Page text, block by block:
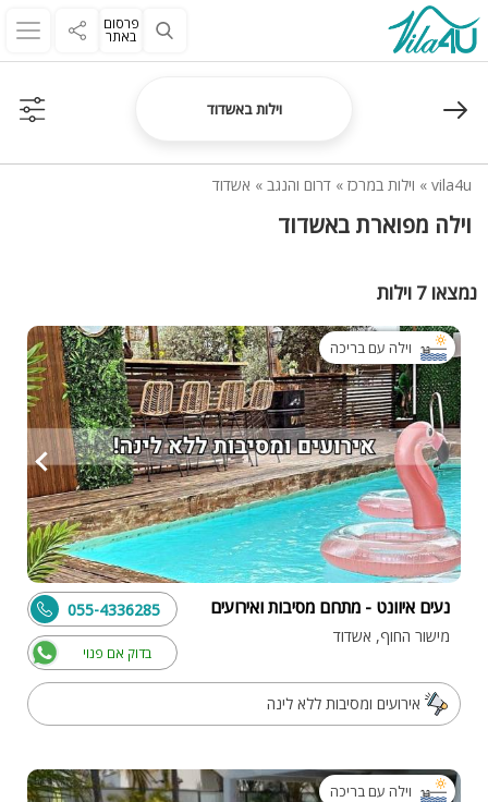
פרסום
באתר
וילות באשדוד
vila4u
» וילות במרכז » דרום והנגב » אשדוד
וילה מפוארת באשדוד
נמצאו 7 וילות
וילה עם בריכה
נעים איוונט - מתחם מסיבות ואירועים
מישור החוף, אשדוד
בדוק אם פנוי
055-4336285
אירועים ומסיבות ללא לינה
וילה עם בריכה